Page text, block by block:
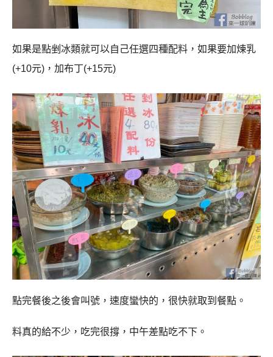
如果是點剉冰類就可以自己任選四種配料，如果要加煉乳
(+10元)，加布丁(+15元)
點完餐後之後會叫號，速度蠻快的，很快就取到餐點。
料真的給不少，吃完很撐，中午差點吃不下。